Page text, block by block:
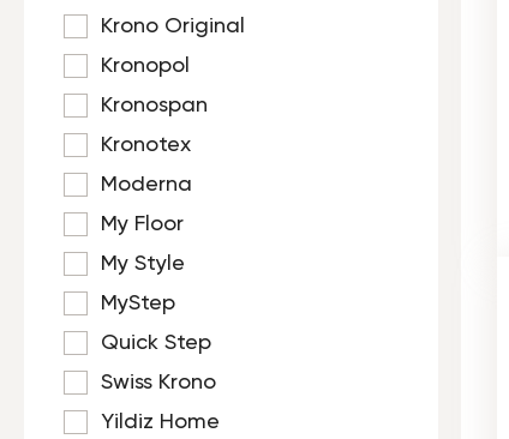
Krono Original
Kronopol
Kronospan
Kronotex
Moderna
My Floor
My Style
MyStep
Quick Step
Swiss Krono
Yildiz Home